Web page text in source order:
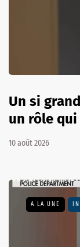
Un si
un rôle
10 août 2026
A LA UNE